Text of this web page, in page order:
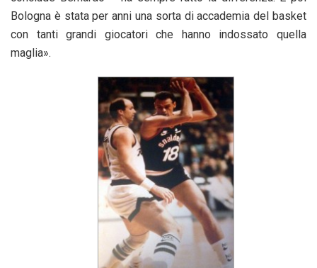
Bologna è stata per anni una sorta di accademia del basket
con tanti grandi giocatori che hanno indossato quella
maglia».